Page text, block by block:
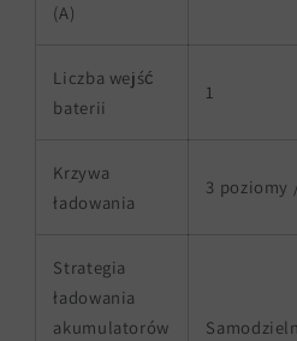
(A)
Liczba wejść
baterii
1
Krzywa
ładowania
3 poziomy
Strategia
ładowania
akumulatorów